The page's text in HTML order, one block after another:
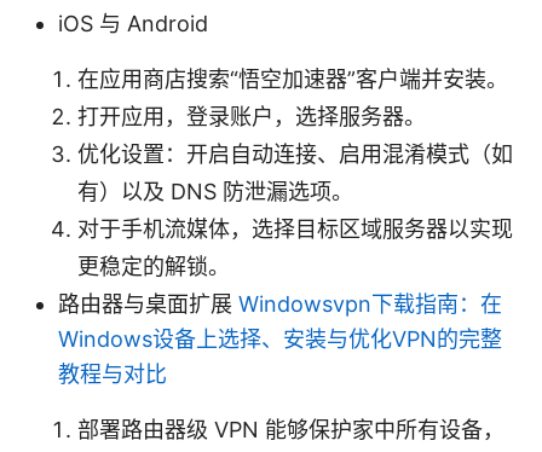
iOS 与 Android
在应用商店搜索“悟空加速器”客户端并安装。
打开应用，登录账户，选择服务器。
优化设置：开启自动连接、启用混淆模式（如
有）以及 DNS 防泄漏选项。
对于手机流媒体，选择目标区域服务器以实现
更稳定的解锁。
路由器与桌面扩展 Windowsvpn下载指南：在
Windows设备上选择、安装与优化VPN的完整
教程与对比
部署路由器级 VPN 能够保护家中所有设备，